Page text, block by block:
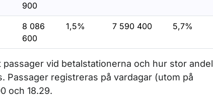
900
8 086
600
1,5% 7 590 400 5,7%
passager vid betalstationerna och hur stor andel
Passager registreras på vardagar (utom på
och 18.29.